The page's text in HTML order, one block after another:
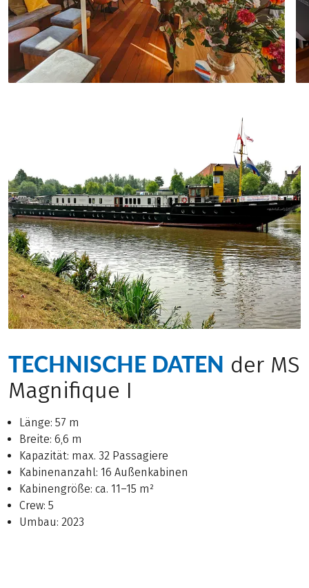
TECHNISCHE DATEN der MS
Magnifique I
Länge: 57 m
Breite: 6,6 m
Kapazität: max. 32 Passagiere
Kabinenanzahl: 16 Außenkabinen
Kabinengröße: ca. 11–15 m²
Crew: 5
Umbau: 2023